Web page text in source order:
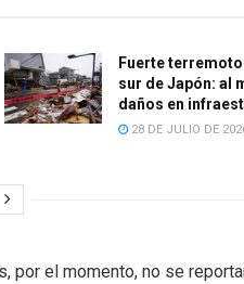
Fuerte
sur de Japón: al
daños en
28 DE JULIO DE
por el momento, no se